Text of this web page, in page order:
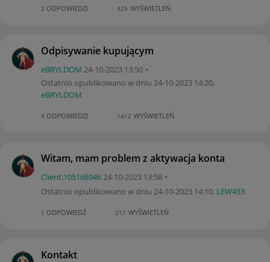
2 ODPOWIEDZI 325 WYŚWIETLEŃ
Odpisywanie kupującym
eBRYLDOM ‎24-10-2023 13:50
Ostatnio opublikowano w dniu ‎24-10-2023 14:20,
eBRYLDOM
9 ODPOWIEDZI 1412 WYŚWIETLEŃ
Witam, mam problem z aktywacja konta
Client:105168946‎24-10-2023 13:58
Ostatnio opublikowano w dniu ‎24-10-2023 14:10, LEW433
1 ODPOWIEDŹ 211 WYŚWIETLEŃ
Kontakt